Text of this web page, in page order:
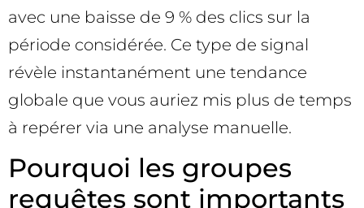
avec une baisse de 9 % des clics sur la
période considérée. Ce type de signal
révèle instantanément une tendance
globale que vous auriez mis plus de temps
à repérer via une analyse manuelle.
Pourquoi les groupes
requêtes sont importants